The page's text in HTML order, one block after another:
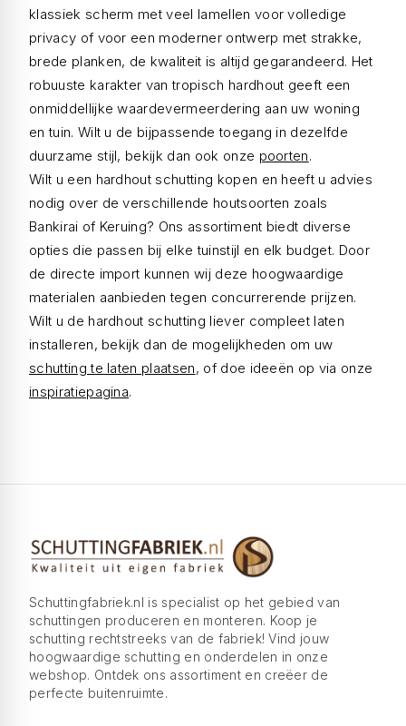
klassiek scherm met veel lamellen voor volledige
privacy of voor een moderner ontwerp met strakke,
brede planken, de kwaliteit is altijd gegarandeerd. Het
robuuste karakter van tropisch hardhout geeft een
onmiddellijke waardevermeerdering aan uw woning
en tuin. Wilt u de bijpassende toegang in dezelfde
duurzame stijl, bekijk dan ook onze poorten.
Wilt u een hardhout schutting kopen en heeft u advies
nodig over de verschillende houtsoorten zoals
Bankirai of Keruing? Ons assortiment biedt diverse
opties die passen bij elke tuinstijl en elk budget. Door
de directe import kunnen wij deze hoogwaardige
materialen aanbieden tegen concurrerende prijzen.
Wilt u de hardhout schutting liever compleet laten
installeren, bekijk dan de mogelijkheden om uw
schutting te laten plaatsen, of doe ideeën op via onze
inspiratiepagina.
Schuttingfabriek.nl is specialist op het gebied van
schuttingen produceren en monteren. Koop je
schutting rechtstreeks van de fabriek! Vind jouw
hoogwaardige schutting en onderdelen in onze
webshop. Ontdek ons assortiment en creëer de
perfecte buitenruimte.